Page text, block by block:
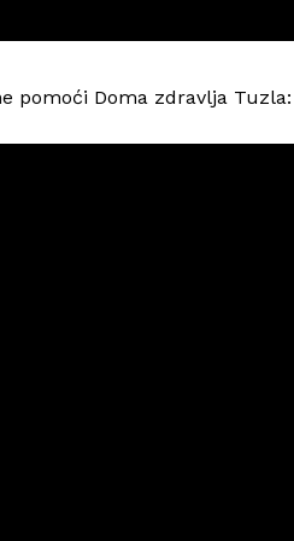
pomoći Doma zdravlja Tuzla: